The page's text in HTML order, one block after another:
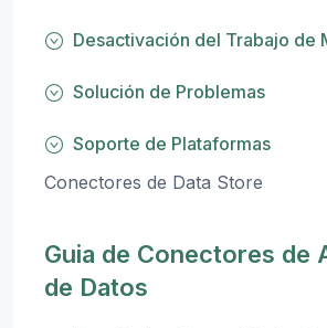
Desactivación del Trabajo de
Solución de Problemas
Soporte de Plataformas
Conectores de Data Store
Guia de Conectores de
de Datos